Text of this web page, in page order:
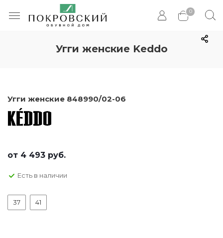
0
Угги женские Keddo
Угги женские 848990/02-06
от 4 493 руб.
Есть в наличии
37 41